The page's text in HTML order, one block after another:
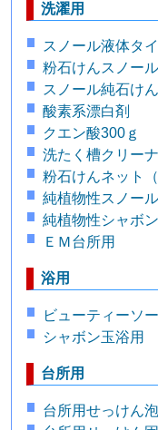
洗濯用
スノール液体タ
粉石けんスノール
スノール純石けん
酸素系漂白剤
クエン酸300ｇ
洗たく槽クリー
粉石けんネット（
純植物性スノー
純植物性シャボ
ＥＭ台所用
浴用
ビューティーソ
シャボン玉浴用
台所用
台所用せっけん